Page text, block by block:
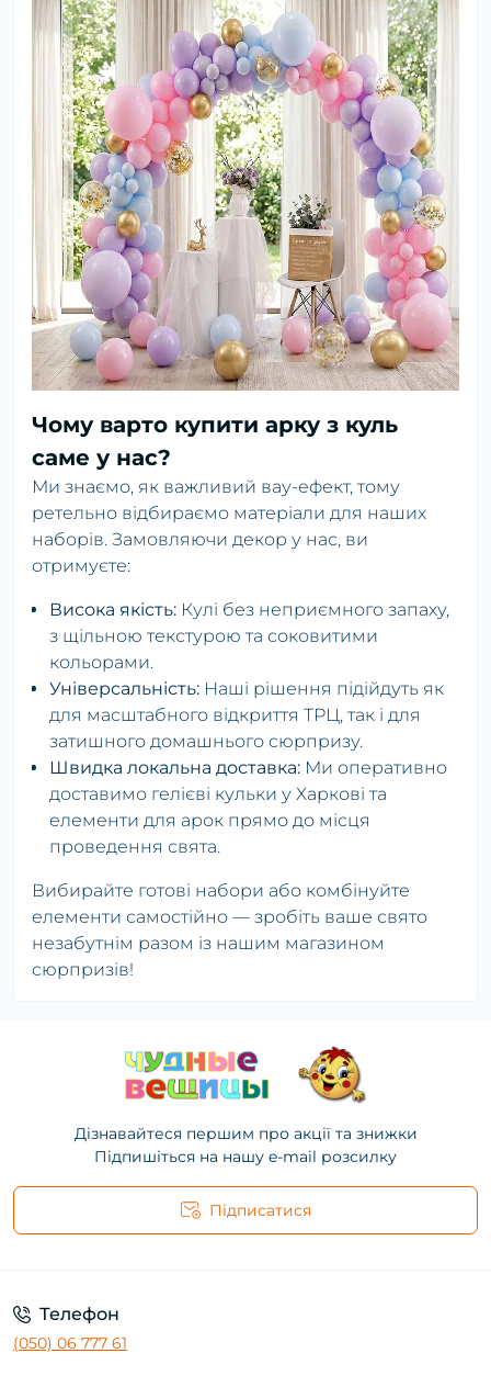
Чому варто купити арку з куль
саме у нас?
Ми знаємо, як важливий вау-ефект, тому
ретельно відбираємо матеріали для наших
наборів. Замовляючи декор у нас, ви
отримуєте:
Висока якість: Кулі без неприємного запаху,
з щільною текстурою та соковитими
кольорами.
Універсальність: Наші рішення підійдуть як
для масштабного відкриття ТРЦ, так і для
затишного домашнього сюрпризу.
Швидка локальна доставка: Ми оперативно
доставимо гелієві кульки у Харкові та
елементи для арок прямо до місця
проведення свята.
Вибирайте готові набори або комбінуйте
елементи самостійно — зробіть ваше свято
незабутнім разом із нашим магазином
сюрпризів!
Дізнавайтеся першим про акції та знижки
Підпишіться на нашу e-mail розсилку
Підписатися
Телефон
(050) 06 777 61